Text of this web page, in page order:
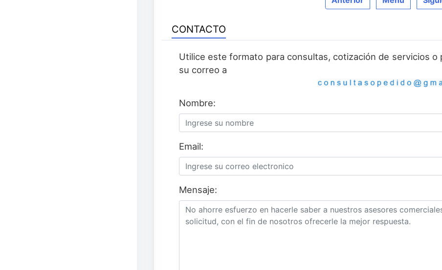
CONTACTO
Utilice este formato para consultas, cotización de servicios
su correo a
Nombre:
Email:
Mensaje: